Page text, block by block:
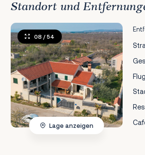
Standort und
08 / 54
Lage anzeigen